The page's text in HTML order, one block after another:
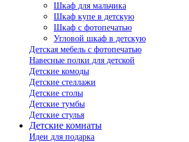
Шкаф для мальчика
Шкаф купе в детскую
Шкаф с фотопечатью
Угловой шкаф в детскую
Детская мебель с фотопечатью
Навесные полки для детской
Детские комоды
Детские стеллажи
Детские столы
Детские тумбы
Детские стулья
Детские комнаты
Идеи для подарка